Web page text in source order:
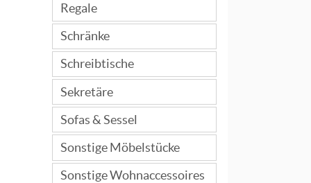
Regale
Schränke
Schreibtische
Sekretäre
Sofas & Sessel
Sonstige Möbelstücke
Sonstige Wohnaccessoires